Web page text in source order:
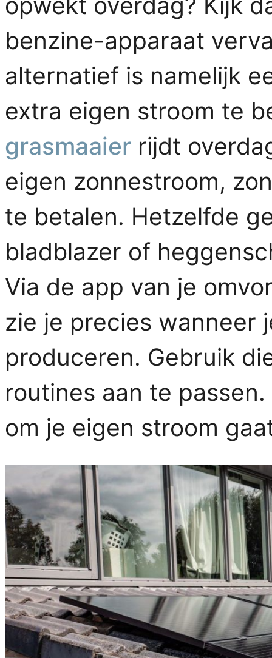
benzine-apparaat
alternatief is namelijk
extra eigen stroom te
grasmaaier rijdt
eigen zonnestroom,
te betalen. Hetzelfde
bladblazer of
Via de app van je
zie je precies wanneer
produceren. Gebruik
routines aan te
om je eigen stroom